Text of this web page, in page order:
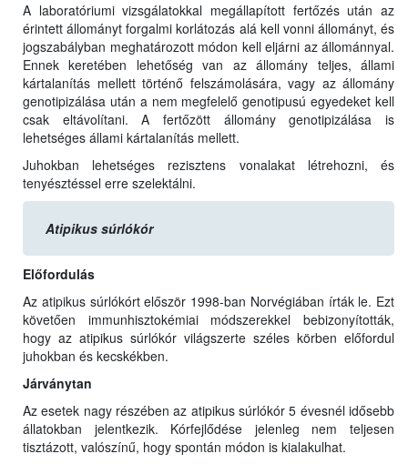
A laboratóriumi vizsgálatokkal megállapított fertőzés után az
érintett állományt forgalmi korlátozás alá kell vonni állományt, és
jogszabályban meghatározott módon kell eljárni az állománnyal.
Ennek keretében lehetőség van az állomány teljes, állami
kártalanítás mellett történő felszámolására, vagy az állomány
genotipizálása után a nem megfelelő genotipusú egyedeket kell
csak eltávolítani. A fertőzött állomány genotipizálása is
lehetséges állami kártalanítás mellett.
Juhokban lehetséges rezisztens vonalakat létrehozni, és
tenyésztéssel erre szelektálni.
Atipikus súrlókór
Előfordulás
Az atipikus súrlókórt először 1998-ban Norvégiában írták le. Ezt
követően immunhisztokémiai módszerekkel bebizonyították,
hogy az atipikus súrlókór világszerte széles körben előfordul
juhokban és kecskékben.
Járványtan
Az esetek nagy részében az atipikus súrlókór 5 évesnél idősebb
állatokban jelentkezik. Kórfejlődése jelenleg nem teljesen
tisztázott, valószínű, hogy spontán módon is kialakulhat.